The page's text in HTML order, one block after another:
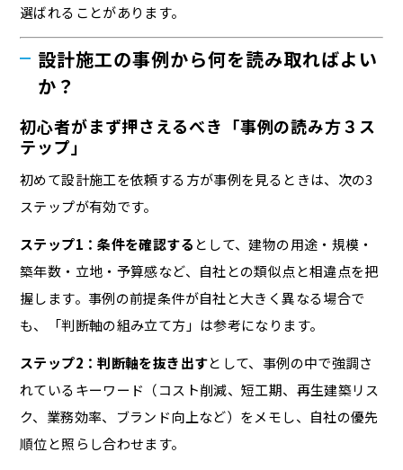
選ばれることがあります。
設計施工の事例から何を読み取ればよい
か？
初心者がまず押さえるべき「事例の読み方３ス
テップ」
初めて設計施工を依頼する方が事例を見るときは、次の3
ステップが有効です。
ステップ1：条件を確認する として、建物の用途・規模・
築年数・立地・予算感など、自社との類似点と相違点を把
握します。事例の前提条件が自社と大きく異なる場合で
も、「判断軸の組み立て方」は参考になります。
ステップ2：判断軸を抜き出すとして、事例の中で強調さ
れているキーワード（コスト削減、短工期、再生建築リス
ク、業務効率、ブランド向上など）をメモし、自社の優先
順位と照らし合わせます。